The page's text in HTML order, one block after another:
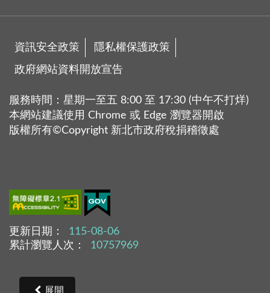
展開
資訊安全政策 隱私權保護政策
政府網站資料開放宣告
服務時間：星期一至五 8:00 至 17:30 (中午不打烊)
本網站建議使用 Chrome 或 Edge 瀏覽器開啟
版權所有©Copyright 新北市政府稅捐稽徵處
更新日期：
115-08-06
累計瀏覽人次：
10757969